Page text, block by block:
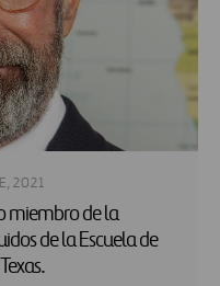
2021
miembro de la
de la Escuela de
Texas.